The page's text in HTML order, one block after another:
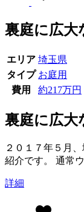
裏庭に広大
エリア 埼玉県
タイプ お庭用
費用
約217万円
裏庭に広大
２０１７年５月
紹介です。 通常
詳細